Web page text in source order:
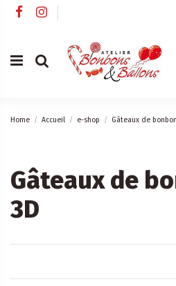
Home Accueil e-shop Gâteaux de
Gâteaux de
3D